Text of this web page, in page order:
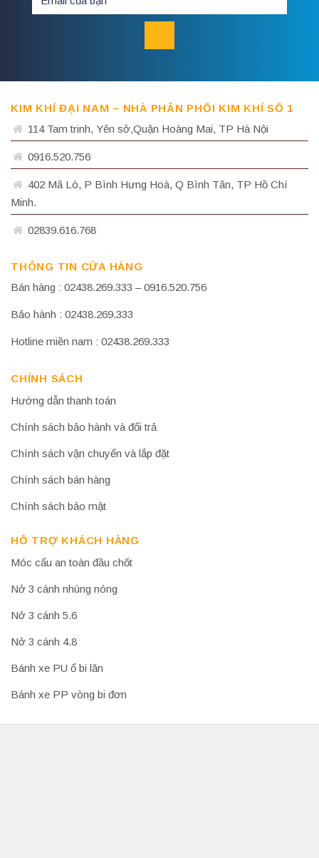
KIM KHÍ ĐẠI NAM – NHÀ PHÂN PHỐI KIM KHÍ SỐ 1
114 Tam trinh, Yên sở,Quận Hoàng Mai, TP Hà Nội
0916.520.756
402 Mã Lò, P Bình Hưng Hoà, Q Bình Tân, TP Hồ Chí
Minh.
02839.616.768
THÔNG TIN CỬA HÀNG
Bán hàng : 02438.269.333 – 0916.520.756
Bảo hành : 02438.269.333
Hotline miền nam : 02438.269.333
CHÍNH SÁCH
Hướng dẫn thanh toán
Chính sách bảo hành và đổi trả
Chính sách vận chuyển và lắp đặt
Chính sách bán hàng
Chính sách bảo mật
HỖ TRỢ KHÁCH HÀNG
Móc cẩu an toàn đầu chốt
Nở 3 cánh nhúng nóng
Nở 3 cánh 5.6
Nở 3 cánh 4.8
Bánh xe PU ổ bi lăn
Bánh xe PP vòng bi đơn